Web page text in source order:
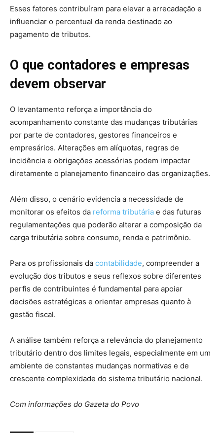
Esses fatores contribuíram para elevar a arrecadação e
influenciar o percentual da renda destinado ao
pagamento de tributos.
O que contadores e empresas
devem observar
O levantamento reforça a importância do
acompanhamento constante das mudanças tributárias
por parte de contadores, gestores financeiros e
empresários. Alterações em alíquotas, regras de
incidência e obrigações acessórias podem impactar
diretamente o planejamento financeiro das organizações.
Além disso, o cenário evidencia a necessidade de
monitorar os efeitos da reforma tributária e das futuras
regulamentações que poderão alterar a composição da
carga tributária sobre consumo, renda e patrimônio.
Para os profissionais da contabilidade, compreender a
evolução dos tributos e seus reflexos sobre diferentes
perfis de contribuintes é fundamental para apoiar
decisões estratégicas e orientar empresas quanto à
gestão fiscal.
A análise também reforça a relevância do planejamento
tributário dentro dos limites legais, especialmente em um
ambiente de constantes mudanças normativas e de
crescente complexidade do sistema tributário nacional.
Com informações do Gazeta do Povo